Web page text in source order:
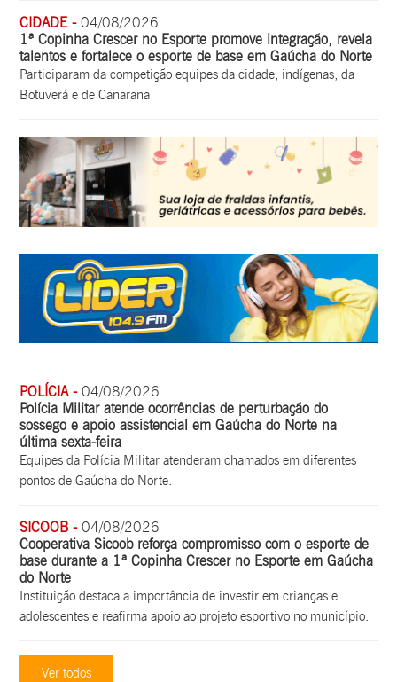
CIDADE -04/08/2026
1ª Copinha Crescer no Esporte promove integração, revela
talentos e fortalece o esporte de base em Gaúcha do Norte
Participaram da competição equipes da cidade, indígenas, da
Botuverá e de Canarana
POLÍCIA -04/08/2026
Polícia Militar atende ocorrências de perturbação do
sossego e apoio assistencial em Gaúcha do Norte na
última sexta-feira
Equipes da Polícia Militar atenderam chamados em diferentes
pontos de Gaúcha do Norte.
SICOOB -04/08/2026
Cooperativa Sicoob reforça compromisso com o esporte de
base durante a 1ª Copinha Crescer no Esporte em Gaúcha
do Norte
Instituição destaca a importância de investir em crianças e
adolescentes e reafirma apoio ao projeto esportivo no município.
Ver todos